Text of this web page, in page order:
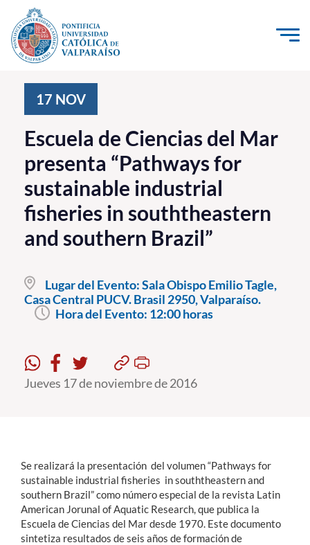
Click acá para ir directamente al contenido
Investigación, Creación e Innovación
PUCV Internacional
Vinculación con el Medio
Admisión
Pregrado
Postgrado
Formación Continua
Académicos
English
17 NOV
Escuela de Ciencias del Mar
presenta “Pathways for
sustainable industrial
fisheries in souththeastern
and southern Brazil”
Lugar del Evento:Sala Obispo Emilio Tagle,
Casa Central PUCV. Brasil 2950, Valparaíso.
Hora del Evento: 12:00 horas
Jueves 17 de noviembre de 2016
Se realizará la presentación del volumen “Pathways for
sustainable industrial fisheries in souththeastern and
southern Brazil” como número especial de la revista Latin
American Jorunal of Aquatic Research, que publica la
Escuela de Ciencias del Mar desde 1970. Este documento
sintetiza resultados de seis años de formación de